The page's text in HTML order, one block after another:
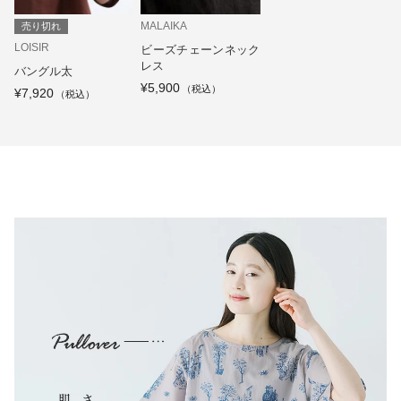
売り切れ
LOISIR
バングル太
¥7,920
MALAIKA
ビーズチェーンネック
レス
¥5,900